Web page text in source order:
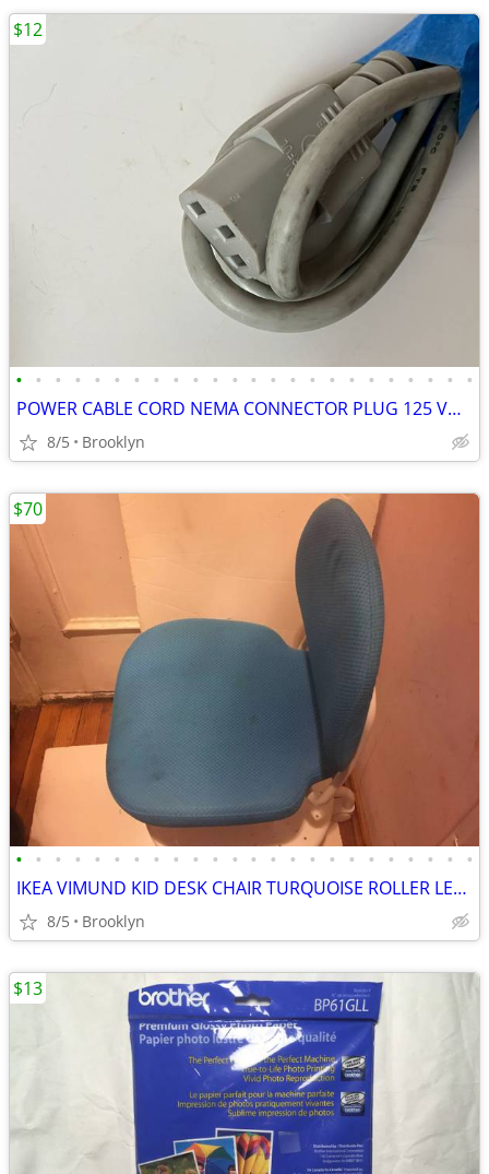
• • • • • • • • • • • • • • • • • • • • • • • •
POWER CABLE CORD NEMA CONNECTOR PLUG 125 VOLT PVC INSULATION 5FT BLACK
8/5 Brooklyn
$12
• • • • • • • • • • • • • • • • • • • • • • • •
IKEA VIMUND KID DESK CHAIR TURQUOISE ROLLER LEG STAND SAFETY ADJUSTABL
8/5 Brooklyn
$70
$13